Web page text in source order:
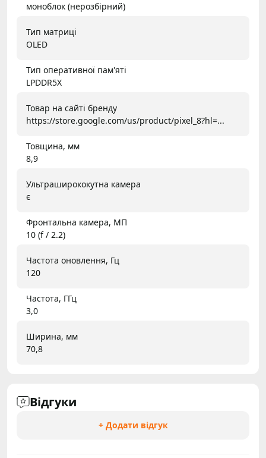
моноблок (нерозбірний)
Тип матриці
OLED
Тип оперативної пам'яті
LPDDR5X
Товар на сайті бренду
https://store.google.com/us/product/pixel_8?hl=...
Товщина, мм
8,9
Ультраширококутна камера
є
Фронтальна камера, МП
10 (f / 2.2)
Частота оновлення, Гц
120
Частота, ГГц
3,0
Ширина, мм
70,8
Відгуки
+ Додати відгук